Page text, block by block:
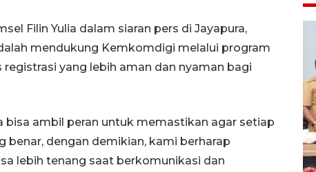
Filin Yulia dalam siaran pers di Jayapura,
mendukung Kemkomdigi melalui program
yang lebih aman dan nyaman bagi
bisa ambil peran untuk memastikan agar setiap
dengan demikian, kami berharap
lebih tenang saat berkomunikasi dan